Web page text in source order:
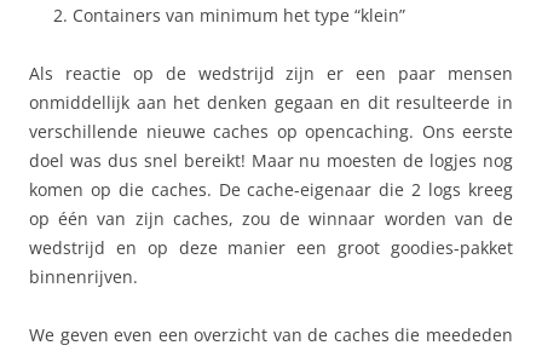
Containers van minimum het type “klein”
Als reactie op de wedstrijd zijn er een paar mensen
onmiddellijk aan het denken gegaan en dit resulteerde in
verschillende nieuwe caches op opencaching. Ons eerste
doel was dus snel bereikt! Maar nu moesten de logjes nog
komen op die caches. De cache-eigenaar die 2 logs kreeg
op één van zijn caches, zou de winnaar worden van de
wedstrijd en op deze manier een groot goodies-pakket
binnenrijven.
We geven even een overzicht van de caches die meededen